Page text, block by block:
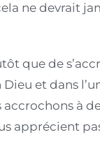
ne devrait
que de
et dans
à
apprécient